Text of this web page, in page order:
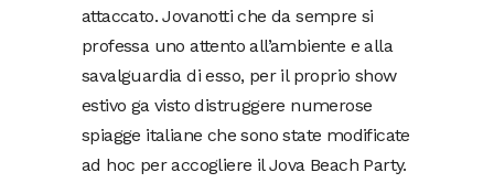
attaccato. Jovanotti che da sempre si
professa uno attento all’ambiente e alla
savalguardia di esso, per il proprio show
estivo ga visto distruggere numerose
spiagge italiane che sono state modificate
ad hoc per accogliere il Jova Beach Party.